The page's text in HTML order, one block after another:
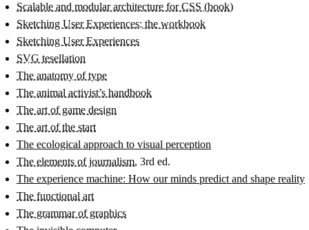
Scalable and modular architecture for CSS (book)
Sketching User Experiences: the workbook
Sketching User Experiences
SVG tesellation
The anatomy of type
The animal activist’s handbook
The art of game design
The art of the start
The ecological approach to visual perception
The elements of journalism, 3rd ed.
The experience machine: How our minds predict and shape reality
The functional art
The grammar of graphics